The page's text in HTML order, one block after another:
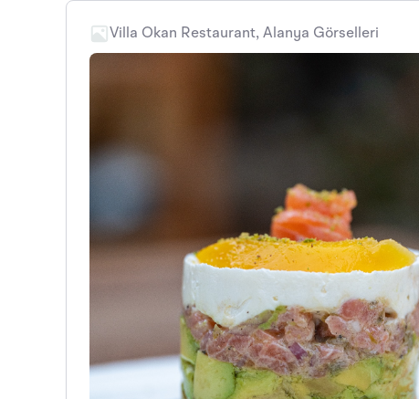
Villa Okan Restaurant, Alanya Görselleri